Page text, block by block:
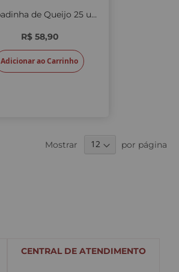
Empadinha de Queijo 25 unid.
R$ 58,90
Adicionar ao Carrinho
Mostrar por página
CENTRAL DE ATENDIMENTO